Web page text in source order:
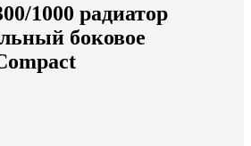
1000 радиатор
боковое